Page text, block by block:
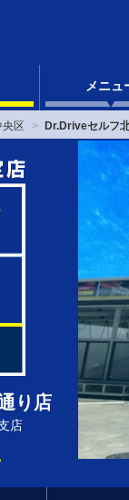
メニュ
央区 Dr.Driveセルフ
り店
店